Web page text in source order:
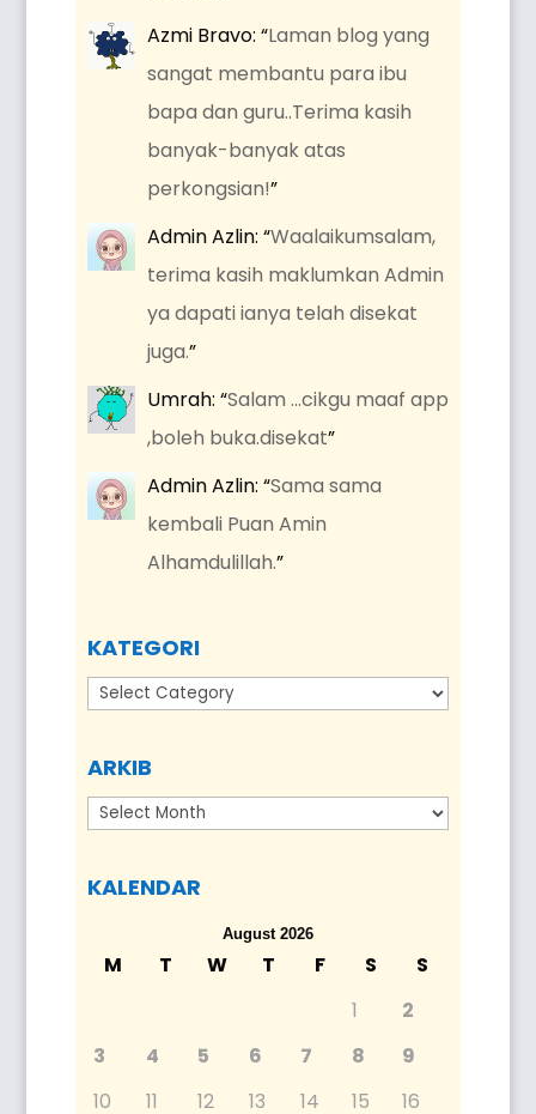
Azmi Bravo: “Laman blog yang
sangat membantu para ibu
bapa dan guru..Terima kasih
banyak-banyak atas
perkongsian!”
Admin Azlin: “Waalaikumsalam,
terima kasih maklumkan Admin
ya dapati ianya telah disekat
juga.”
Umrah: “Salam …cikgu maaf app
,boleh buka.disekat”
Admin Azlin: “Sama sama
kembali Puan Amin
Alhamdulillah.”
KATEGORI
Kategori
ARKIB
Arkib
KALENDAR
August 2026
M T W T F S
S
1
2
3
4 5 6 7 8
9
10
11 12 13 14 15 16